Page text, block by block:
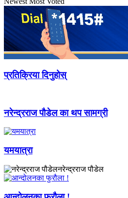
प्रतिक्रिया दिनुहोस्
नरेन्द्रराज पौडेल का थप सामग्री
यमयात्रा
नरेन्द्रराज पौडेल